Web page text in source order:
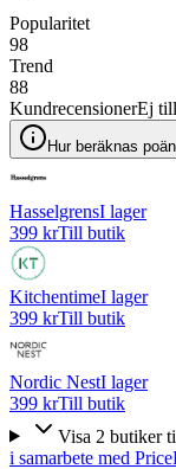
Popularitet
98
Trend
88
KundrecensionerEj
Hur beräknas
HasselgrensI lager
399 krTill butik
KitchentimeI lager
399 krTill butik
Nordic NestI lager
399 krTill butik
Visa 2 butiker
i samarbete med